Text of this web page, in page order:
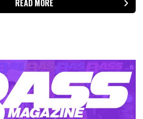
READ MORE